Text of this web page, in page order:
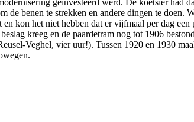
de benen te strekken en andere dingen te
kon het niet hebben dat er vijfmaal per dag
kreeg en de paardetram nog tot 1906
Veghel, vier uur!). Tussen 1920 en 1930